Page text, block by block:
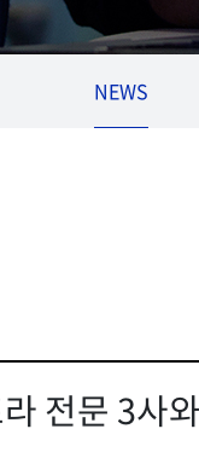
NEWS
전문 3사